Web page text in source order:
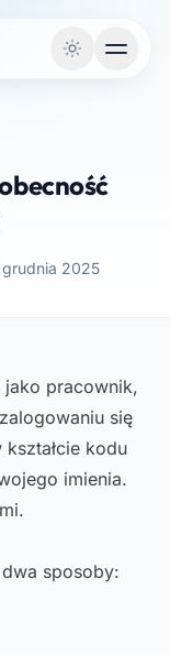
2025
pracownik,
się
kodu
imienia.
sposoby: